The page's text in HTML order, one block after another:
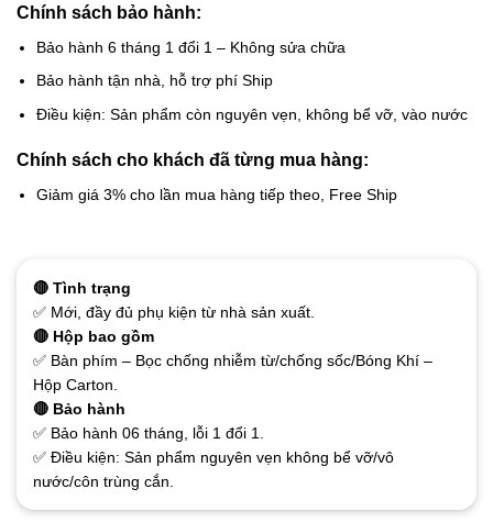
Chính sách bảo hành:
Bảo hành 6 tháng 1 đổi 1 – Không sửa chữa
Bảo hành tận nhà, hỗ trợ phí Ship
Điều kiện: Sản phẩm còn nguyên vẹn, không bể vỡ, vào nước
Chính sách cho khách đã từng mua hàng:
Giảm giá 3% cho lần mua hàng tiếp theo, Free Ship
🔴 Tình trạng
✅ Mới, đầy đủ phụ kiện từ nhà sản xuất.
🔴 Hộp bao gồm
✅ Bàn phím – Bọc chống nhiễm từ/chống sốc/Bóng Khí –
Hộp Carton.
🔴 Bảo hành
✅ Bảo hành 06 tháng, lỗi 1 đổi 1.
✅ Điều kiện: Sản phẩm nguyên vẹn không bể vỡ/vô
nước/côn trùng cắn.